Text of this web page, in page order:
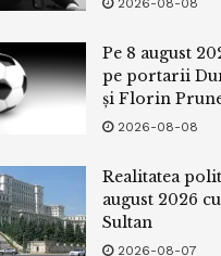
Pe 8 august
pe portarii
și Florin
2026-08-08
Realitatea
august 2026
Sultan
2026-08-07